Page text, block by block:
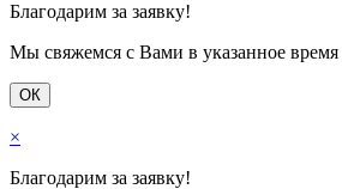
Благодарим за заявку!
Мы свяжемся с Вами в указанное время
ОК
×
Благодарим за заявку!